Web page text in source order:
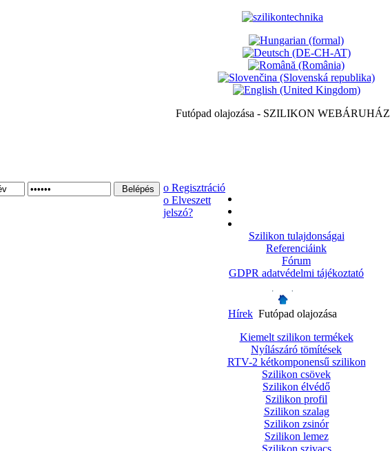
Futópad olajozása - SZILIKON WEBÁRUHÁZ
ο Regisztráció
ο Elveszett
jelszó?
Szilikon tulajdonságai
Referenciáink
Fórum
GDPR adatvédelmi tájékoztató
Hírek Futópad olajozása
Kiemelt szilikon termékek
Nyílászáró tömítések
RTV-2 kétkomponensű szilikon
Szilikon csövek
Szilikon élvédő
Szilikon profil
Szilikon szalag
Szilikon zsinór
Szilikon lemez
Szilikon szivacs